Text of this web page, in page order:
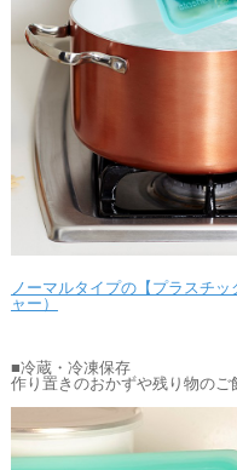
ノーマルタイプの【プラスチ
ャー）
■冷蔵・冷凍保存
作り置きのおかずや残り物のご